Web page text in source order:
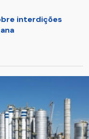
interdições